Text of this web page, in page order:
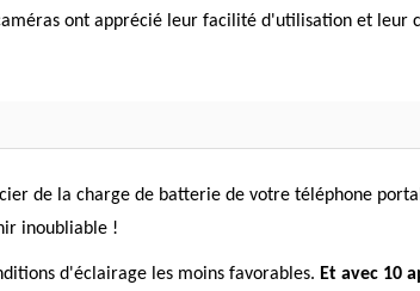
ont apprécié leur facilité d'utilisation et leur
de la charge de batterie de votre téléphone
inoubliable !
d'éclairage les moins favorables. Et avec 10